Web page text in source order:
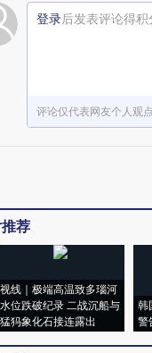
登录后发表评论得积
评论仅代表网友个人观
荐
视线｜极端高温致多瑙河
水位跌破纪录 二战沉船与
猛犸象化石接连露出
韩
警